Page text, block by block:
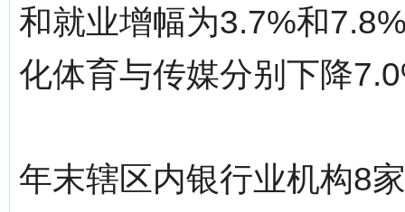
和就业增幅为3.7%和
化体育与传媒分别下降
年末辖区内银行业机构8